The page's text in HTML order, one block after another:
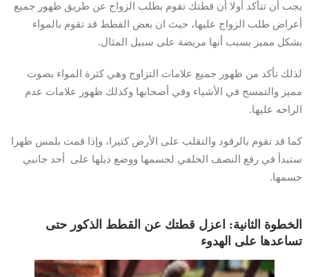
يجب أن تتأكد أولا أن قطتك تقوم بطلب الزواج عن طريق ظهور جميع
أعراض طلب الزواج عليها، حيث ان بعض القطط قد تقوم بالمواء
بشكل مميز بسبب أنها مريضة على سبيل المثال.
لذلك تأكد من ظهور جميع علامات التزاوج وهي كثرة المواء بصوت
مميز والتمسح في الأشياء وفي أصحابها وكذلك ظهور علامات عدم
الراحه عليها.
كما قد تقوم بالرقود والتقلب على الأرض كثيرا، وإذا قمت بلمس ظهرا
ستبدأ في رفع النصف الخلفي لجسمها ووضع ذيلها على أحد جانبي
جسمها.
الخطوة الثانية: اعزل قطتك عن القطط الذكور حتى
تساعدها على الهدوء